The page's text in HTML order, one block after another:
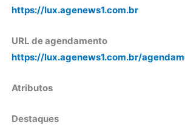
https://lux.agenews1.com.br
URL de agendamento
https://lux.agenews1.com.br/
Atributos
Destaques